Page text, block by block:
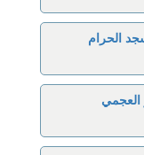
الحرام
العجمي